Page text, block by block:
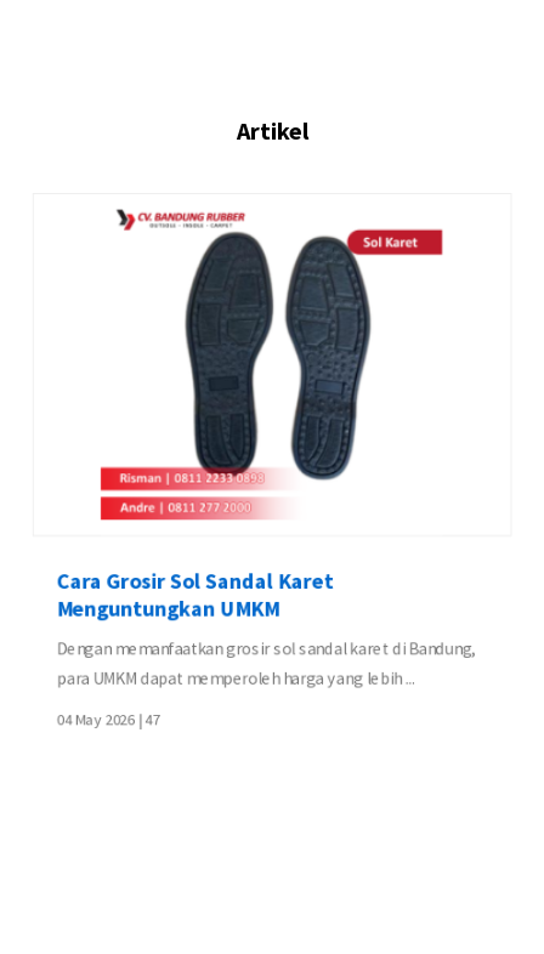
Artikel
Cara Grosir Sol Sandal Karet
Menguntungkan UMKM
Dengan memanfaatkan grosir sol sandal karet di Bandung,
para UMKM dapat memperoleh harga yang lebih ...
04 May 2026 |47